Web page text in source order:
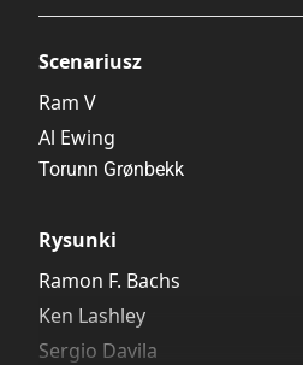
Scenariusz
Ram V
Al Ewing
Torunn Grønbekk
Rysunki
Ramon F. Bachs
Ken Lashley
Sergio Davila